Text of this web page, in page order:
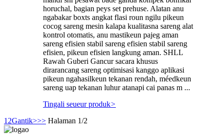
horuchal, bagian peys set prehuse. Alatan anu
ngabakar boxts angkat flasi roun ngilu pikeun
cocog sareng mesin kalapa kualitasna sareng alat
kontrol otomatis, anu mastikeun pajeg aman
sareng efisien stabil sareng efisien stabil sareng
efisien, pikeun efisien langkung aman. SHLL
Rawah Guberi Gancur sacara khusus
dirarancang sareng optimisasi kanggo aplikasi
pikeun ngahasilkeun tekanan rendah, méedkeun
sareng uap tekanan luhur atanapi cai panas m ...
Tingali seueur produk>
1 2Gantik>>> Halaman 1/2